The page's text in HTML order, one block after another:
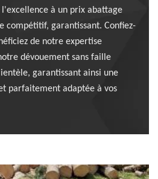
à un prix abattage
compétitif, garantissant. Confiez-
de notre expertise
dévouement sans faille
garantissant ainsi une
parfaitement adaptée à vos